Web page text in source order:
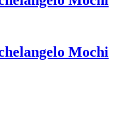
Mochi